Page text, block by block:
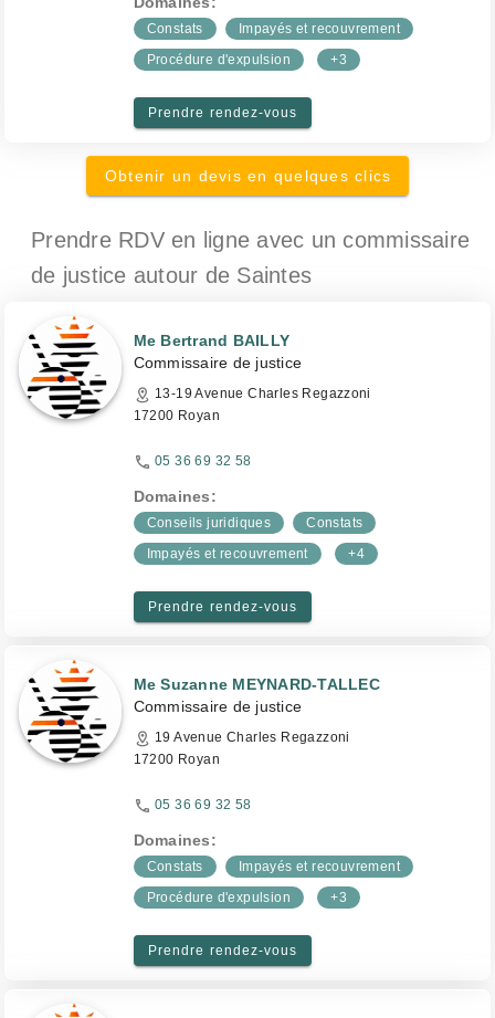
Constats
Impayés et recouvrement
Procédure d'expulsion
+3
Prendre rendez-vous
Obtenir un devis en quelques clics
Prendre RDV en ligne avec un commissaire
de justice autour de Saintes
Me Bertrand BAILLY
Commissaire de justice
13-19 Avenue Charles Regazzoni
17200 Royan
05 36 69 32 58
Domaines:
Conseils juridiques
Constats
Impayés et recouvrement
+4
Prendre rendez-vous
Me Suzanne MEYNARD-TALLEC
Commissaire de justice
19 Avenue Charles Regazzoni
17200 Royan
05 36 69 32 58
Domaines:
Constats
Impayés et recouvrement
Procédure d'expulsion
+3
Prendre rendez-vous